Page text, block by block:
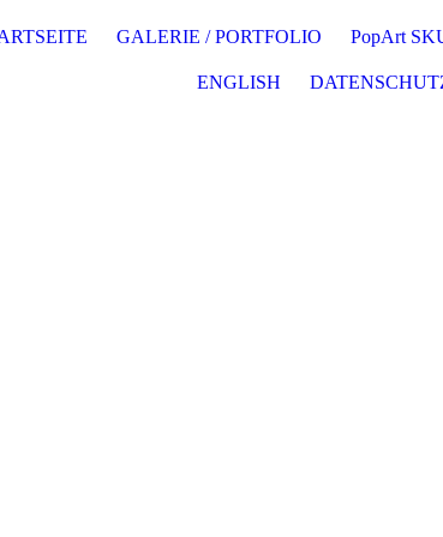
GALERIE / PORTFOLIO PopArt
ENGLISH